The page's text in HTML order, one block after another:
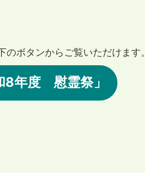
ボタンからご覧いただけます。
8年度 慰霊祭」